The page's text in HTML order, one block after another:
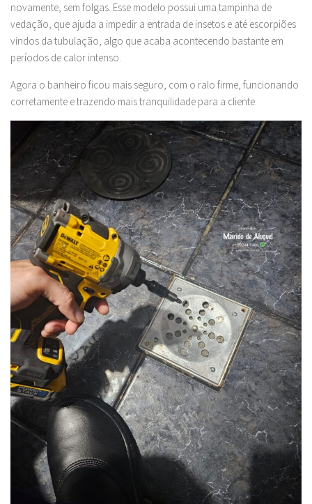
novamente, sem folgas. Esse modelo possui uma tampinha de
vedação, que ajuda a impedir a entrada de insetos e até escorpiões
vindos da tubulação, algo que acaba acontecendo bastante em
períodos de calor intenso.
Agora o banheiro ficou mais seguro, com o ralo firme, funcionando
corretamente e trazendo mais tranquilidade para a cliente.